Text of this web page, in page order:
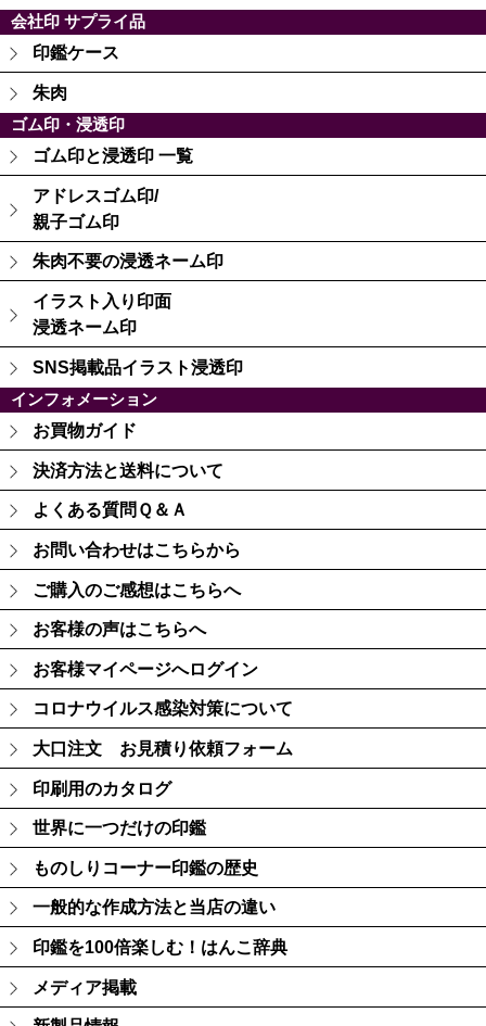
会社印 サプライ品
印鑑ケース
朱肉
ゴム印・浸透印
ゴム印と浸透印 一覧
アドレスゴム印/
親子ゴム印
朱肉不要の浸透ネーム印
イラスト入り印面
浸透ネーム印
SNS掲載品イラスト浸透印
インフォメーション
お買物ガイド
決済方法と送料について
よくある質問Ｑ＆Ａ
お問い合わせはこちらから
ご購入のご感想はこちらへ
お客様の声はこちらへ
お客様マイページへログイン
コロナウイルス感染対策について
大口注文 お見積り依頼フォーム
印刷用のカタログ
世界に一つだけの印鑑
ものしりコーナー印鑑の歴史
一般的な作成方法と当店の違い
印鑑を100倍楽しむ！はんこ辞典
メディア掲載